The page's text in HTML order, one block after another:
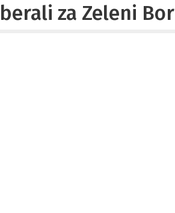
za Zeleni Bor